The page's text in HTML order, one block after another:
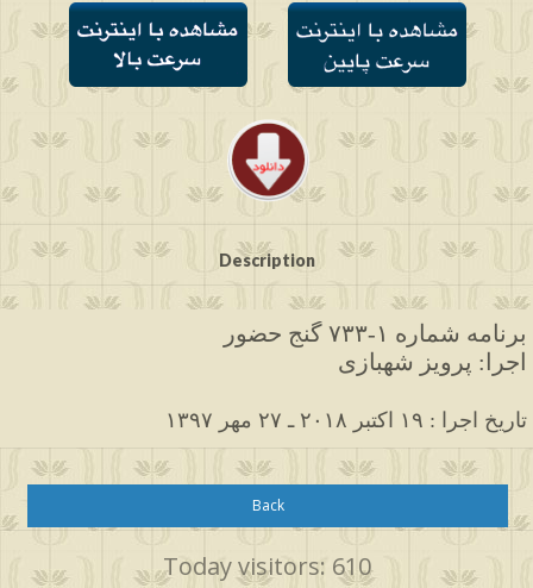
Description
برنامه شماره ۱-۷۳۳ گنج حضور
اجرا: پرویز شهبازی
۱۳۹۷ تاریخ اجرا : ۱۹ اکتبر ۲۰۱۸ ـ ۲۷ مهر
Back
Today visitors: 610